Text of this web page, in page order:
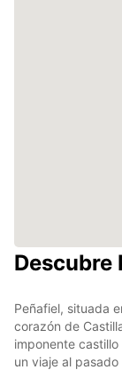
Descubre
Peñafiel, situada
corazón de
imponente
un viaje al